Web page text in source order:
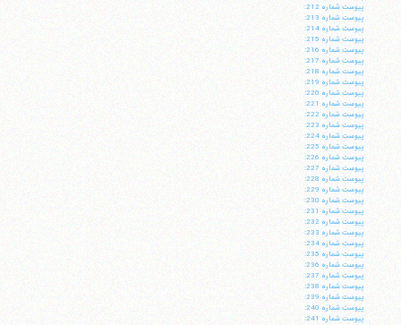
پيوست شماره 212:
پيوست شماره 213:
پيوست شماره 214:
پيوست شماره 215:
پيوست شماره 216:
پيوست شماره 217:
پيوست شماره 218:
پيوست شماره 219:
پيوست شماره 220:
پيوست شماره 221:
پيوست شماره 222:
پيوست شماره 223:
پيوست شماره 224:
پيوست شماره 225:
پيوست شماره 226:
پيوست شماره 227:
پيوست شماره 228:
پيوست شماره 229:
پيوست شماره 230:
پيوست شماره 231:
پيوست شماره 232:
پيوست شماره 233:
پيوست شماره 234:
پيوست شماره 235:
پيوست شماره 236:
پيوست شماره 237:
پيوست شماره 238:
پيوست شماره 239:
پيوست شماره 240:
پيوست شماره 241: